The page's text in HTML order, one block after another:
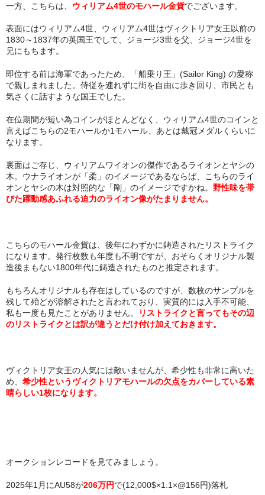
一方、こちらは、 ウィリアム4世のモハール金貨でございます。
表面にはウィリアム4世、ウィリアム4世はヴィクトリア女王以前の
1830～1837年の英国王でして、ジョージ3世を父、ジョージ4世を
兄にもちます。
即位する前は海軍であったため、「船乗り王」(Sailor King) の愛称
で親しまれました。侍従を連れずに街を自由に歩き回り、市民とも
気さくに話すような国王でした。
在位期間が短い為コインがほとんどなく、ウィリアム4世のコインと
言えばこちらの2モハールか1モハール、あとは戴冠メダルくらいに
なります。
裏面はご存じ、ウィリアムワイオンの傑作であるライオンとヤシの
木。ウナライオンが「柔」のイメージであるならば、こちらのライ
オンとヤシの木は対照的な「剛」のイメージですかね。 野性味を帯
びた躍動感あふれる迫力のライオン像がたまりません。
こちらのモハール金貨は、後年にわずかに鋳造されたリストライク
になります。発行枚数も年度も不明ですが、おそらくオリジナル製
造後まもない1800年代に鋳造されたものと推定されます。
もちろんオリジナルも存在はしているのですが、数枚のサンプルを
残して殆どが溶解されたと言われており、実質的には入手不可能、
私も一度も見たことがありません。
リストライクと言ってもその辺
のリストライクとは訳が違うとだけ付け加えておきます。
ヴィクトリア女王の人気には敵いませんが、希少性も非常に高いた
め、 希少性というヴィクトリアモハールの欠点をカバーしている素
晴らしい1枚になります。
オークションレコードを見てみましょう。
2025年1月にAU58が206万円で(12,000$×1.1×@156円)落札